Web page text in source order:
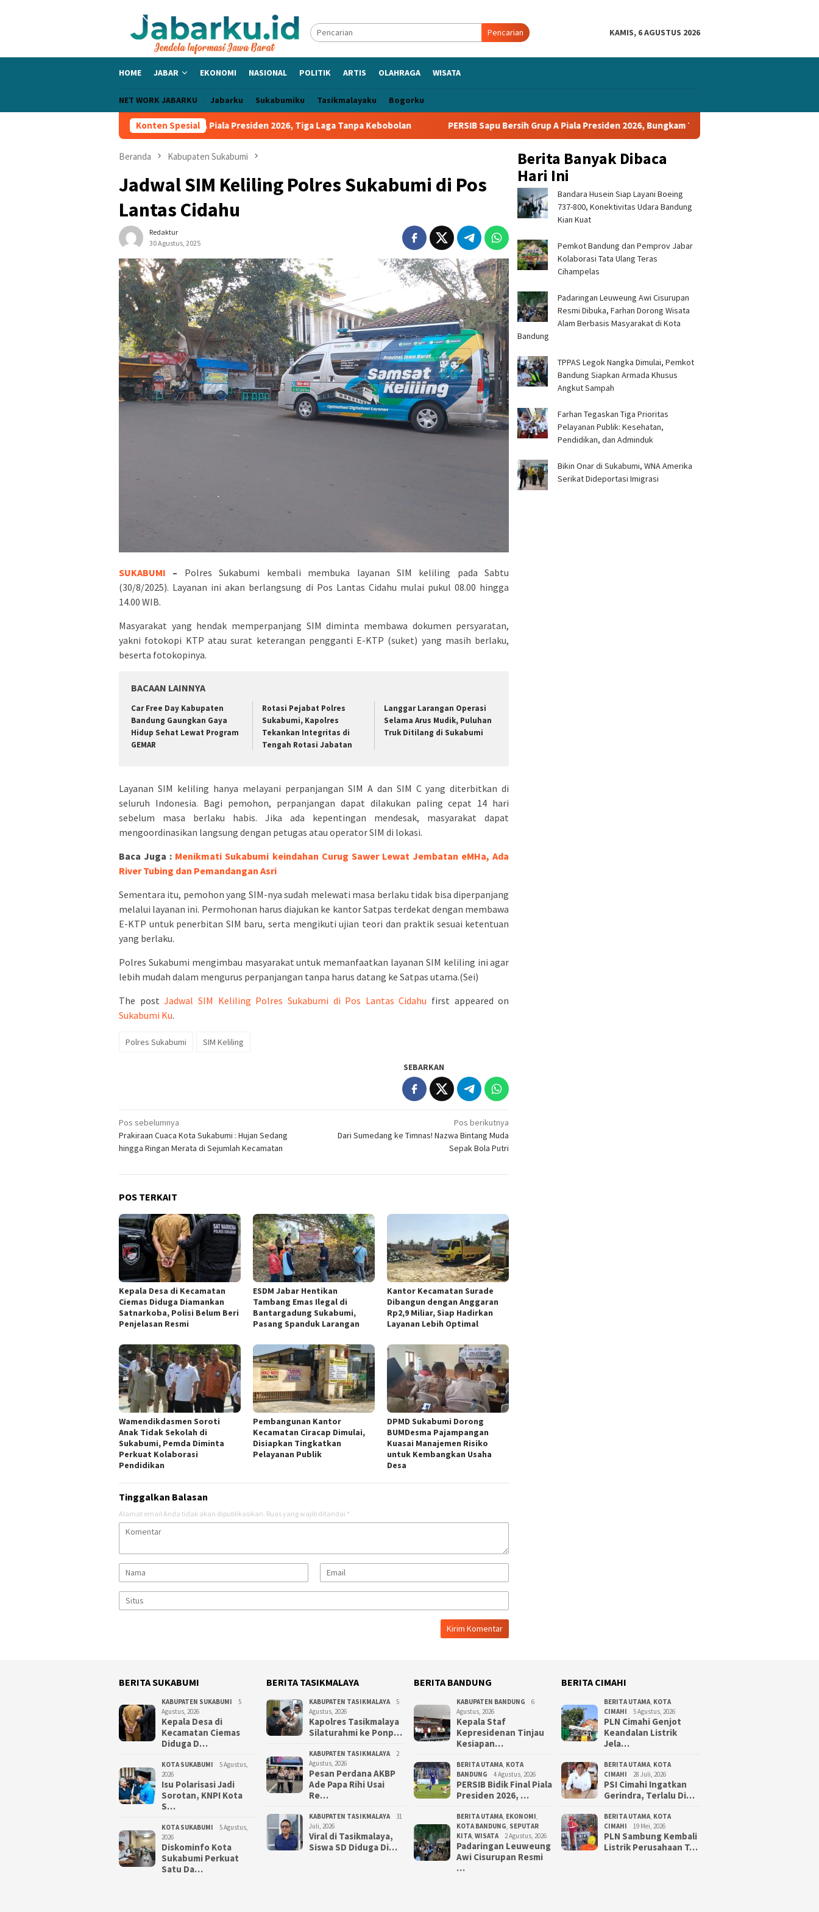
Pencarian KAMIS, 6 AGUSTUS 2026
HOME JABAR EKONOMI NASIONAL POLITIK ARTIS OLAHRAGA WISATA
NET WORK JABARKU Jabarku Sukabumiku Tasikmalayaku Bogorku
Konten Spesial
PERSIB Sapu Bersih Grup A Piala Presiden 2026, Tiga Laga Tanpa Kebobolan PERSIB Sapu Bersih Grup A Piala Presiden 2026, Bungkam Tampines Rovers 1-0 dan Lolos ke Semifinal
Beranda Kabupaten Sukabumi
Jadwal SIM Keliling Polres Sukabumi di Pos
Lantas Cidahu
Redaktur
30 Agustus, 2025
SUKABUMI – Polres Sukabumi kembali membuka layanan SIM keliling pada Sabtu
(30/8/2025). Layanan ini akan berlangsung di Pos Lantas Cidahu mulai pukul 08.00 hingga
14.00 WIB.
Masyarakat yang hendak memperpanjang SIM diminta membawa dokumen persyaratan,
yakni fotokopi KTP atau surat keterangan pengganti E-KTP (suket) yang masih berlaku,
beserta fotokopinya.
BACAAN LAINNYA
Car Free Day Kabupaten
Bandung Gaungkan Gaya
Hidup Sehat Lewat Program
GEMAR
Rotasi Pejabat Polres
Sukabumi, Kapolres
Tekankan Integritas di
Tengah Rotasi Jabatan
Langgar Larangan Operasi
Selama Arus Mudik, Puluhan
Truk Ditilang di Sukabumi
Layanan SIM keliling hanya melayani perpanjangan SIM A dan SIM C yang diterbitkan di
seluruh Indonesia. Bagi pemohon, perpanjangan dapat dilakukan paling cepat 14 hari
sebelum masa berlaku habis. Jika ada kepentingan mendesak, masyarakat dapat
mengoordinasikan langsung dengan petugas atau operator SIM di lokasi.
Baca Juga : Menikmati Sukabumi keindahan Curug Sawer Lewat Jembatan eMHa, Ada
River Tubing dan Pemandangan Asri
Sementara itu, pemohon yang SIM-nya sudah melewati masa berlaku tidak bisa diperpanjang
melalui layanan ini. Permohonan harus diajukan ke kantor Satpas terdekat dengan membawa
E-KTP untuk penerbitan SIM baru, serta mengikuti ujian teori dan praktik sesuai ketentuan
yang berlaku.
Polres Sukabumi mengimbau masyarakat untuk memanfaatkan layanan SIM keliling ini agar
lebih mudah dalam mengurus perpanjangan tanpa harus datang ke Satpas utama.(Sei)
The postJadwal SIM Keliling Polres Sukabumi di Pos Lantas Cidahu first appeared on
Sukabumi Ku.
Polres Sukabumi SIM Keliling
SEBARKAN
Navigasi
pos
Pos sebelumnya
Prakiraan Cuaca Kota Sukabumi : Hujan Sedang
hingga Ringan Merata di Sejumlah Kecamatan
Pos berikutnya
Dari Sumedang ke Timnas! Nazwa Bintang Muda
Sepak Bola Putri
POS TERKAIT
Kepala Desa di Kecamatan
Ciemas Diduga Diamankan
Satnarkoba, Polisi Belum Beri
Penjelasan Resmi
ESDM Jabar Hentikan
Tambang Emas Ilegal di
Bantargadung Sukabumi,
Pasang Spanduk Larangan
Kantor Kecamatan Surade
Dibangun dengan Anggaran
Rp2,9 Miliar, Siap Hadirkan
Layanan Lebih Optimal
Wamendikdasmen Soroti
Anak Tidak Sekolah di
Sukabumi, Pemda Diminta
Perkuat Kolaborasi
Pendidikan
Pembangunan Kantor
Kecamatan Ciracap Dimulai,
Disiapkan Tingkatkan
Pelayanan Publik
DPMD Sukabumi Dorong
BUMDesma Pajampangan
Kuasai Manajemen Risiko
untuk Kembangkan Usaha
Desa
Tinggalkan Balasan
Alamat email Anda tidak akan dipublikasikan. Ruas yang wajib ditandai *
Berita Banyak Dibaca
Hari Ini
Bandara Husein Siap Layani Boeing
737-800, Konektivitas Udara Bandung
Kian Kuat
Pemkot Bandung dan Pemprov Jabar
Kolaborasi Tata Ulang Teras
Cihampelas
Padaringan Leuweung Awi Cisurupan
Resmi Dibuka, Farhan Dorong Wisata
Alam Berbasis Masyarakat di Kota
Bandung
TPPAS Legok Nangka Dimulai, Pemkot
Bandung Siapkan Armada Khusus
Angkut Sampah
Farhan Tegaskan Tiga Prioritas
Pelayanan Publik: Kesehatan,
Pendidikan, dan Adminduk
Bikin Onar di Sukabumi, WNA Amerika
Serikat Dideportasi Imigrasi
BERITA SUKABUMI
KABUPATEN SUKABUMI
5
Agustus, 2026
Kepala Desa di
Kecamatan Ciemas
Diduga D…
KOTA SUKABUMI
5 Agustus,
2026
Isu Polarisasi Jadi
Sorotan, KNPI Kota
S…
KOTA SUKABUMI
5 Agustus,
2026
Diskominfo Kota
Sukabumi Perkuat
Satu Da…
BERITA TASIKMALAYA
KABUPATEN TASIKMALAYA
5
Agustus, 2026
Kapolres Tasikmalaya
Silaturahmi ke Ponp…
KABUPATEN TASIKMALAYA
2
Agustus, 2026
Pesan Perdana AKBP
Ade Papa Rihi Usai
Re…
KABUPATEN TASIKMALAYA
31
Juli, 2026
Viral di Tasikmalaya,
Siswa SD Diduga Di…
BERITA BANDUNG
KABUPATEN BANDUNG
6
Agustus, 2026
Kepala Staf
Kepresidenan Tinjau
Kesiapan…
BERITA UTAMA, KOTA
BANDUNG
4 Agustus, 2026
PERSIB Bidik Final Piala
Presiden 2026, …
BERITA UTAMA, EKONOMI,
KOTA BANDUNG, SEPUTAR
KITA, WISATA 2 Agustus, 2026
Padaringan Leuweung
Awi Cisurupan Resmi
…
BERITA CIMAHI
BERITA UTAMA, KOTA
CIMAHI
5 Agustus, 2026
PLN Cimahi Genjot
Keandalan Listrik
Jela…
BERITA UTAMA, KOTA
CIMAHI
28 Juli, 2026
PSI Cimahi Ingatkan
Gerindra, Terlalu Di…
BERITA UTAMA, KOTA
CIMAHI
19 Mei, 2026
PLN Sambung Kembali
Listrik Perusahaan T…